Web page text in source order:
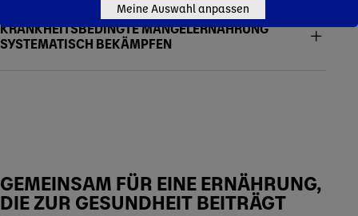
KRANKHEITSBEDINGTE MANGELERNÄHRUNG
SYSTEMATISCH BEKÄMPFEN
GEMEINSAM FÜR EINE ERNÄHRUNG,
DIE ZUR GESUNDHEIT BEITRÄGT
Meine Auswahl anpassen